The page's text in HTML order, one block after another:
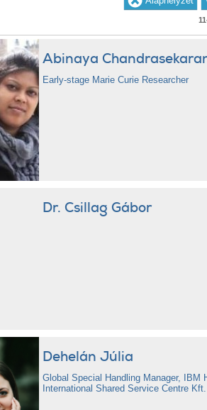
Abinaya
Early-stage Marie Curie Researcher
Dr. Csillag Gábor
Dehelán Júlia
Global Special Handling Manager, IBM
International Shared Service Centre Kft.